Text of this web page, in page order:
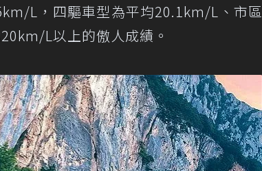
L，四驅車型為平均20.1km/L、市區
L以上的傲人成績。